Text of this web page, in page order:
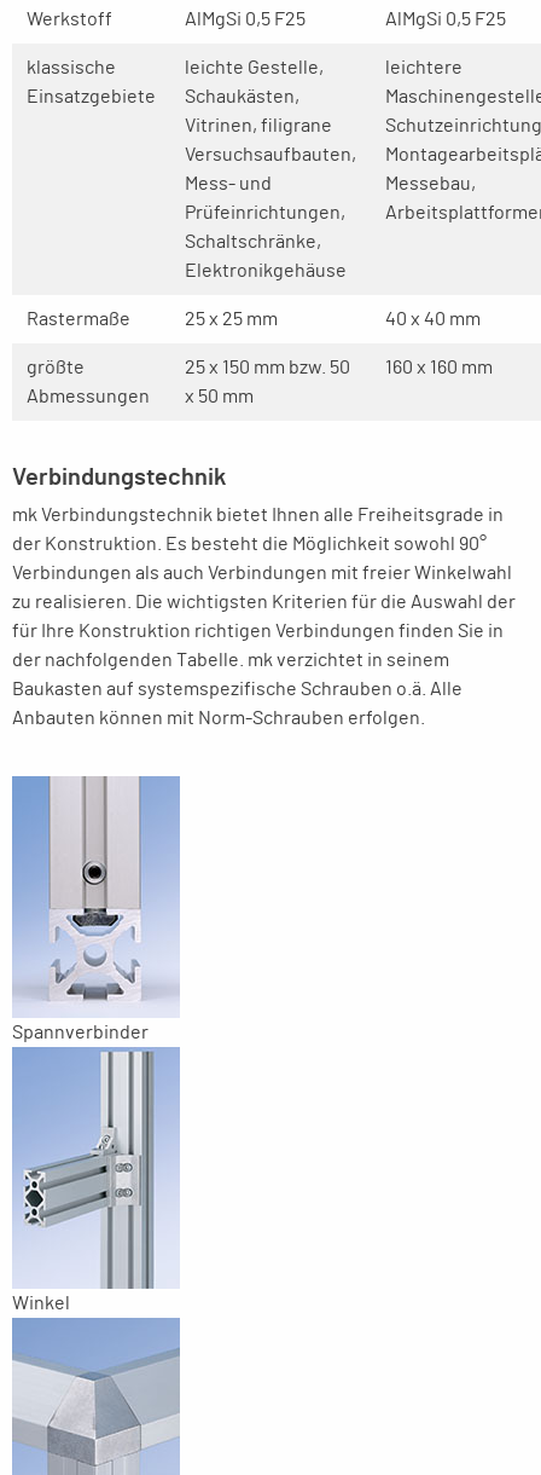
Werkstoff AlMgSi 0,5 F25 AlMgSi 0,5 F25
klassische
Einsatzgebiete
leichte Gestelle,
Schaukästen,
Vitrinen, filigrane
Versuchsaufbauten,
Mess- und
Prüfeinrichtungen,
Schaltschränke,
Elektronikgehäuse
leichtere
Messebau,
Rastermaße 25 x 25 mm 40 x 40 mm
größte
Abmessungen
25 x 150 mm bzw. 50
x 50 mm
160 x 160 mm
Verbindungstechnik
mk Verbindungstechnik bietet Ihnen alle Freiheitsgrade in
der Konstruktion. Es besteht die Möglichkeit sowohl 90°
Verbindungen als auch Verbindungen mit freier Winkelwahl
zu realisieren. Die wichtigsten Kriterien für die Auswahl der
für Ihre Konstruktion richtigen Verbindungen finden Sie in
der nachfolgenden Tabelle. mk verzichtet in seinem
Baukasten auf systemspezifische Schrauben o.ä. Alle
Anbauten können mit Norm-Schrauben erfolgen.
Spannverbinder
Winkel